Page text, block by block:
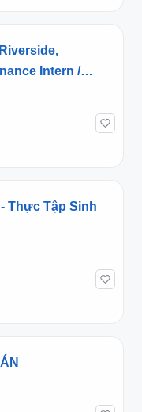
Intern /
Toán
Thực Tập Sinh